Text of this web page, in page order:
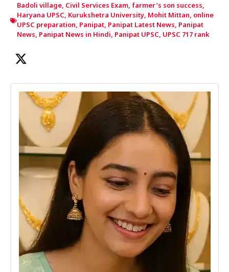
Badoli village, Civil Services Exam, farmer's son success,
Haryana UPSC, Kurukshetra University, Mohit Mittan, online
UPSC preparation, Panipat, Panipat Latest News, Panipat
News, Panipat News in Hindi, Panipat UPSC, UPSC 717 rank